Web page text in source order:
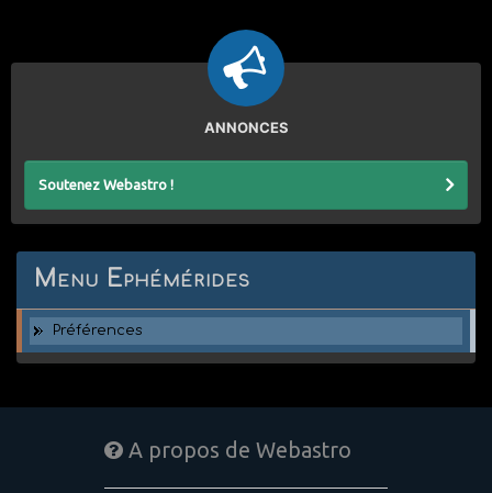
ANNONCES
Soutenez Webastro !
Menu Ephémérides
Préférences
A propos de Webastro